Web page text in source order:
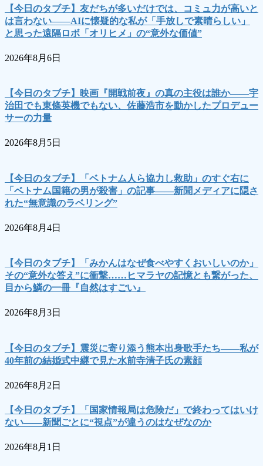
【今日のタブチ】友だちが多いだけでは、コミュ力が高いと
は言わない――AIに懐疑的な私が「手放しで素晴らしい」
と思った遠隔ロボ「オリヒメ」の“意外な価値”
2026年8月6日
【今日のタブチ】映画『開戦前夜』の真の主役は誰か――宇
治田でも東條英機でもない、佐藤浩市を動かしたプロデュー
サーの力量
2026年8月5日
【今日のタブチ】「ベトナム人ら協力し救助」のすぐ右に
「ベトナム国籍の男が殺害」の記事――新聞メディアに隠さ
れた“無意識のラベリング”
2026年8月4日
【今日のタブチ】「みかんはなぜ食べやすくおいしいのか」
その“意外な答え”に衝撃……ヒマラヤの記憶とも繋がった、
目から鱗の一冊『自然はすごい』
2026年8月3日
【今日のタブチ】震災に寄り添う熊本出身歌手たち――私が
40年前の結婚式中継で見た水前寺清子氏の素顔
2026年8月2日
【今日のタブチ】「国家情報局は危険だ」で終わってはいけ
ない――新聞ごとに“視点”が違うのはなぜなのか
2026年8月1日